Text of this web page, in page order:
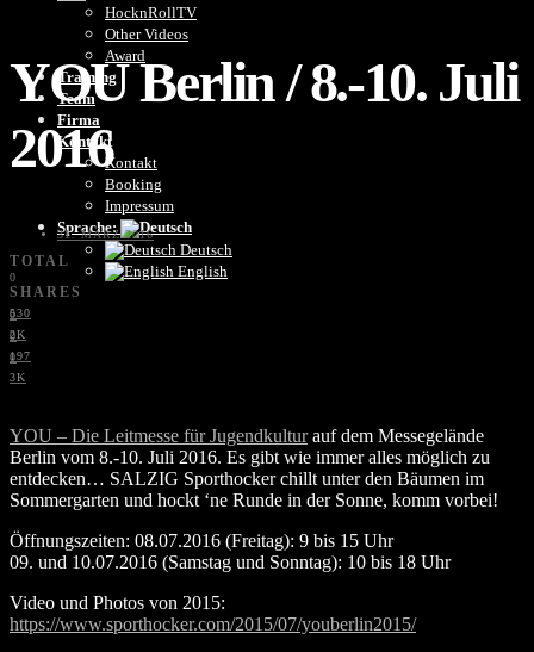
HocknRollTV
Other Videos
Award
Training
Team
Firma
Kontakt
Kontakt
Booking
Impressum
Sprache:
Deutsch
English
530
2K
197
3K
YOU Berlin / 8.-10. Juli
2016
31. MÄRZ 2016
TOTAL
0
SHARES
0
0
0
YOU – Die Leitmesse für Jugendkulturauf dem Messegelände
Berlin vom 8.-10. Juli 2016. Es gibt wie immer alles möglich zu
entdecken… SALZIG Sporthocker chillt unter den Bäumen im
Sommergarten und hockt ‘ne Runde in der Sonne, komm vorbei!
Öffnungszeiten: 08.07.2016 (Freitag): 9 bis 15 Uhr
09. und 10.07.2016 (Samstag und Sonntag): 10 bis 18 Uhr
Video und Photos von 2015:
https://www.sporthocker.com/2015/07/youberlin2015/